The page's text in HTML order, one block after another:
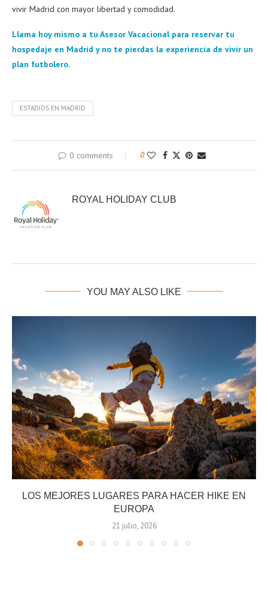
vivir Madrid con mayor libertad y comodidad.
Llama hoy mismo a tu Asesor Vacacional para reservar tu
hospedaje en Madrid y no te pierdas la experiencia de vivir un
plan futbolero.
ESTADIOS EN MADRID
0 comments 0
ROYAL HOLIDAY CLUB
YOU MAY ALSO LIKE
LOS MEJORES LUGARES PARA HACER HIKE EN
EUROPA
21 julio, 2026